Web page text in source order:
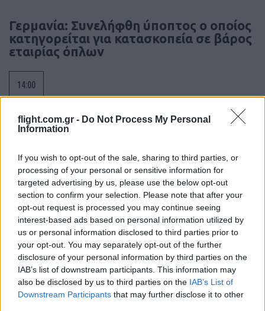
flight.com.gr - Do Not Process My Personal
Information
If you wish to opt-out of the sale, sharing to third parties, or
processing of your personal or sensitive information for
targeted advertising by us, please use the below opt-out
section to confirm your selection. Please note that after your
opt-out request is processed you may continue seeing
interest-based ads based on personal information utilized by
us or personal information disclosed to third parties prior to
your opt-out. You may separately opt-out of the further
disclosure of your personal information by third parties on the
IAB’s list of downstream participants. This information may
also be disclosed by us to third parties on the IAB’s List of
Downstream Participants that may further disclose it to other
Γερμανία: Συνελήφθη ύποπτος ο οποίος
κατηγορείται για κατασκοπεία σε βάρος
εταιρίας όπλων
14:00
Το Νέο Δελχί «παγώνει» το Su-57E – Στο
30MKI, τα Rafale και το AMCA
13:45
Θα μπει η Τουρκία στο πρόγραμμα
μαχητικού 6ης γενιάς GCAP; Γιατί τη
συμφέρει σε πολλά επίπεδα